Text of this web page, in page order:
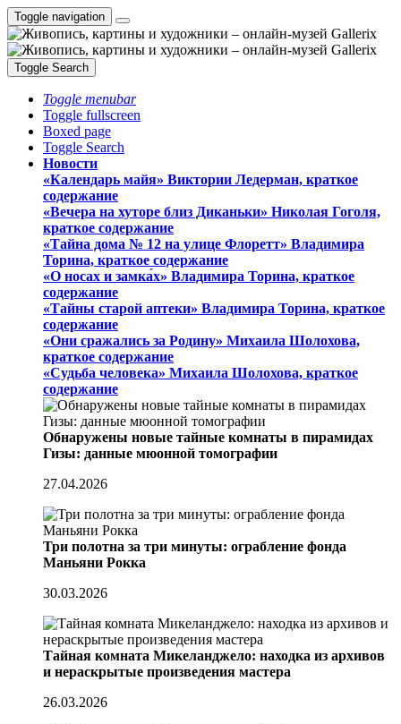
Toggle navigation
Toggle Search
Toggle menubar
Toggle fullscreen
Boxed page
Toggle Search
Новости
«Календарь майя» Виктории Ледерман, краткое
содержание
«Вечера на хуторе близ Диканьки» Николая Гоголя,
краткое содержание
«Тайна дома № 12 на улице Флоретт» Владимира
Торина, краткое содержание
«О носах и замка́х» Владимира Торина, краткое
содержание
«Тайны старой аптеки» Владимира Торина, краткое
содержание
«Они сражались за Родину» Михаила Шолохова,
краткое содержание
«Судьба человека» Михаила Шолохова, краткое
содержание
Обнаружены новые тайные комнаты в пирамидах
Гизы: данные мюонной томографии
27.04.2026
Три полотна за три минуты: ограбление фонда
Маньяни Рокка
30.03.2026
Тайная комната Микеланджело: находка из архивов
и нераскрытые произведения мастера
26.03.2026